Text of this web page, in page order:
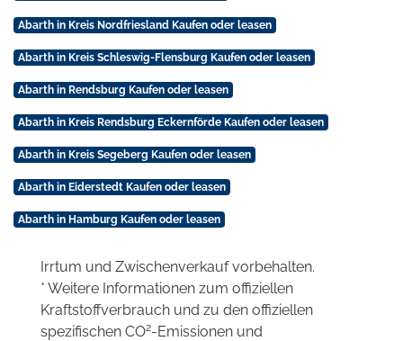
Abarth in Kreis Nordfriesland Kaufen oder leasen
Abarth in Kreis Schleswig-Flensburg Kaufen oder leasen
Abarth in Rendsburg Kaufen oder leasen
Abarth in Kreis Rendsburg Eckernförde Kaufen oder leasen
Abarth in Kreis Segeberg Kaufen oder leasen
Abarth in Eiderstedt Kaufen oder leasen
Abarth in Hamburg Kaufen oder leasen
Irrtum und Zwischenverkauf vorbehalten.
* Weitere Informationen zum offiziellen
Kraftstoffverbrauch und zu den offiziellen
spezifischen CO2-Emissionen und